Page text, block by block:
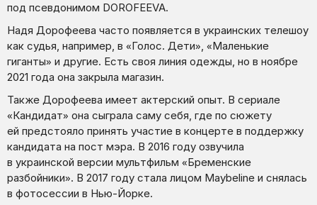
под псевдонимом DOROFEEVA.
Надя Дорофеева часто появляется в украинских телешоу
как судья, например, в «Голос. Дети», «Маленькие
гиганты» и другие. Есть своя линия одежды, но в ноябре
2021 года она закрыла магазин.
Также Дорофеева имеет актерский опыт. В сериале
«Кандидат» она сыграла саму себя, где по сюжету
ей предстояло принять участие в концерте в поддержку
кандидата на пост мэра. В 2016 году озвучила
в украинской версии мультфильм «Бременские
разбойники». В 2017 году стала лицом Maybeline и снялась
в фотосессии в Нью-Йорке.